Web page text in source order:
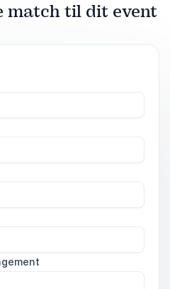
match til dit event